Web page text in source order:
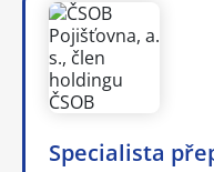
Specialista